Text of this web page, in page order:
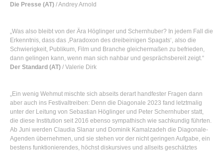
Die Presse (AT) / Andrey Arnold
„Was also bleibt von der Ära Höglinger und Schernhuber? In jedem Fall die
Erkenntnis, dass das ‚Paradoxon des dreibeinigen Spagats‘, also die
Schwierigkeit, Publikum, Film und Branche gleichermaßen zu befrieden,
dann gelingen kann, wenn man sich nahbar und gesprächsbereit zeigt.“
Der Standard (AT) / Valerie Dirk
„Ein wenig Wehmut mischte sich abseits derart handfester Fragen dann
aber auch ins Festivaltreiben: Denn die Diagonale 2023 fand letztmalig
unter der Leitung von Sebastian Höglinger und Peter Schernhuber statt,
die diese Institution seit 2016 ebenso sympathisch wie sachkundig führten.
Ab Juni werden Claudia Slanar und Dominik Kamalzadeh die Diagonale-
Agenden übernehmen, und sie stehen vor der nicht geringen Aufgabe, ein
bestens funktionierendes, höchst diskursives und allseits geschätztes